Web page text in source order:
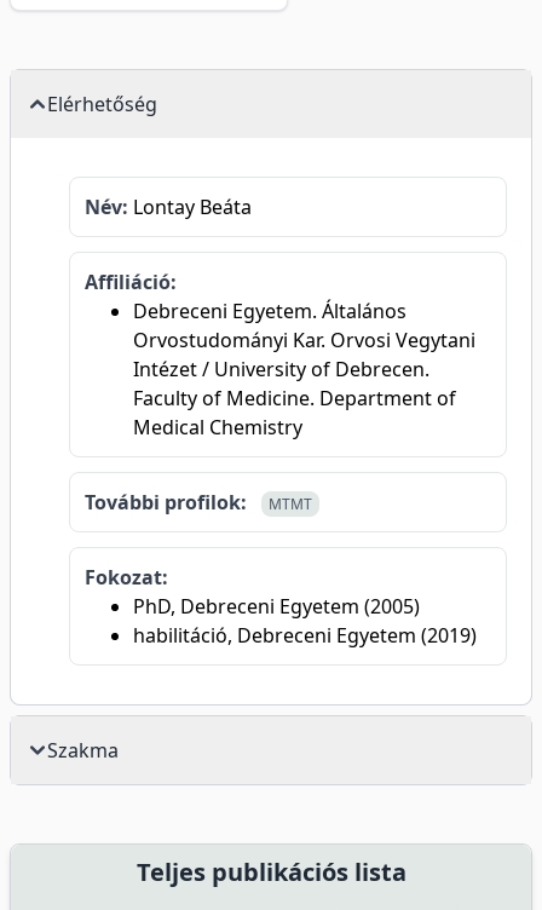
Elérhetőség
Név: Lontay Beáta
Affiliáció:
Debreceni Egyetem. Általános
Orvostudományi Kar. Orvosi Vegytani
Intézet / University of Debrecen.
Faculty of Medicine. Department of
Medical Chemistry
További profilok: MTMT
Fokozat:
PhD, Debreceni Egyetem (2005)
habilitáció, Debreceni Egyetem (2019)
Szakma
Teljes publikációs lista